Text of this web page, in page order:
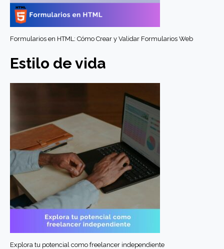
Formularios en HTML: Cómo Crear y Validar Formularios Web
Estilo de vida
Explora tu potencial como freelancer independiente